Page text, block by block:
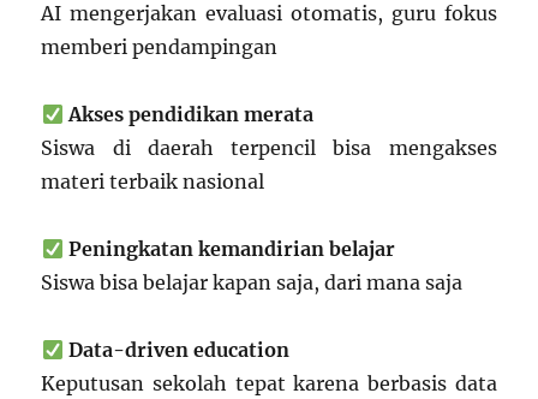
AI mengerjakan evaluasi otomatis, guru fokus
memberi pendampingan
Akses pendidikan merata
Siswa di daerah terpencil bisa mengakses
materi terbaik nasional
Peningkatan kemandirian belajar
Siswa bisa belajar kapan saja, dari mana saja
Data-driven education
Keputusan sekolah tepat karena berbasis data